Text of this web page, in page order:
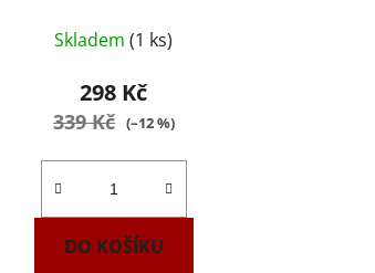
Skladem(1 ks)
298 Kč
339 Kč (–12 %)
DO KOŠÍKU